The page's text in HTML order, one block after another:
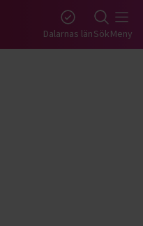
Dalarnas länSökMeny